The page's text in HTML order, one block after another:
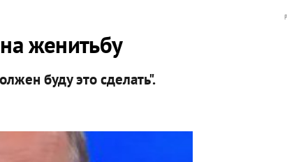
женитьбу
буду это сделать".